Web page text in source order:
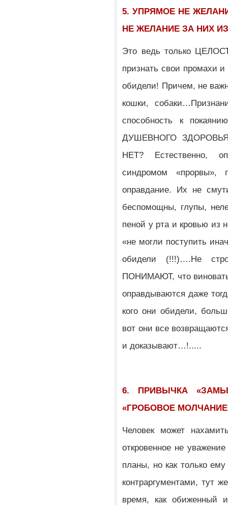
5. УПРЯМОЕ НЕ
НЕ ЖЕЛАНИЕ ЗА НИХ
Это ведь только
признать свои промахи и
обидели! Причем, не
кошки,
способность к
ДУШЕВНОГО ЗДОРОВЬЯ
НЕТ? Естественно,
синдромом «прорвы»,
оправдание. Их не
беспомощны, глупы,
пеной у рта и кровью из
«не могли поступить
обидели (!!!)….Не
ПОНИМАЮТ, что
оправдываются даже
кого они обидели,
вот они все
и доказывают…!.....
6. ПРИВЫЧКА
«ГРОБОВОЕ
Человек может
откровенное не
планы, но как только
контраргументами, тут
время, как обиженный